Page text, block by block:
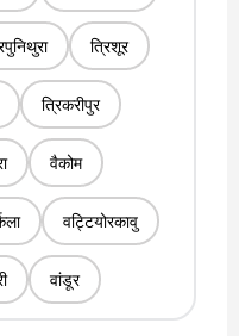
त्रिशूर
त्रिकरीपुर
वैकोम
वट्टियोरकावु
वांडूर